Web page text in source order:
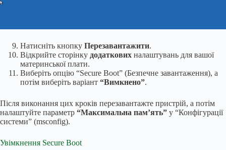
Натисніть кнопку Перезавантажити.
Відкрийте сторінку додаткових налаштувань для вашої
материнської плати.
Виберіть опцію “Secure Boot” (Безпечне завантаження), а
потім виберіть варіант “Вимкнено”.
Після виконання цих кроків перезавантажте пристрій, а потім
налаштуйте параметр “Максимальна пам’ять” у “Конфігурації
системи” (msconfig).
Увімкнення Secure Boot